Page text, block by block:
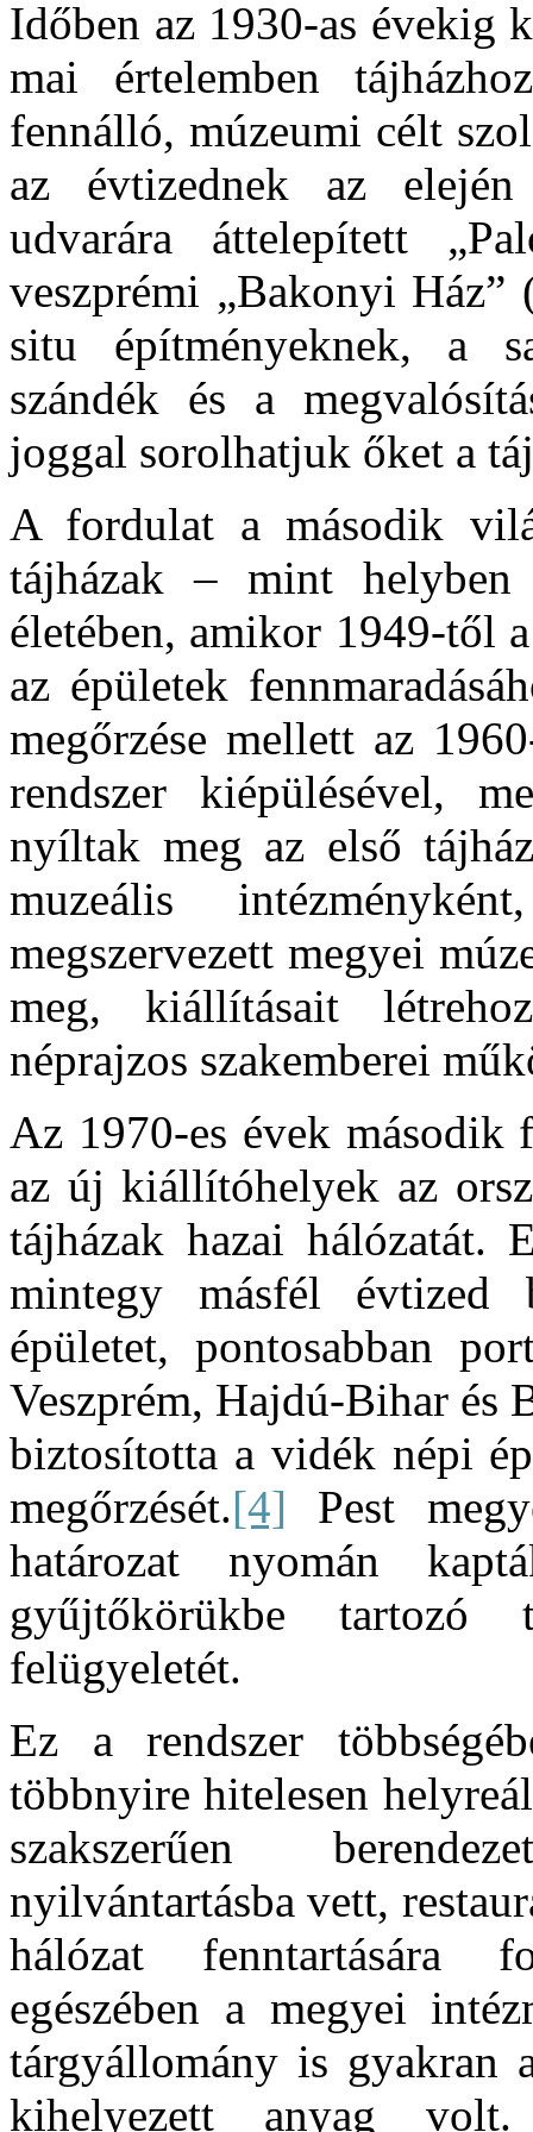
Időben az 1930-as évekig
mai értelemben
fennálló, múzeumi célt
az évtizednek az elején
udvarára áttelepített
veszprémi „Bakonyi
situ építményeknek, a
szándék és a
joggal sorolhatjuk őket a
A fordulat a második
tájházak – mint helyben
életében, amikor 1949-től
az épületek
megőrzése mellett az
rendszer kiépülésével,
nyíltak meg az első
muzeális
megszervezett megyei
meg, kiállításait
néprajzos szakemberei
Az 1970-es évek második
az új kiállítóhelyek az
tájházak hazai hálózatát.
mintegy másfél évtized
épületet, pontosabban
Veszprém, Hajdú-Bihar és
biztosította a vidék népi
megőrzését.[4] Pest
határozat nyomán
gyűjtőkörükbe tartozó
felügyeletét.
Ez a rendszer
többnyire hitelesen
szakszerűen
nyilvántartásba vett,
hálózat fenntartására
egészében a megyei
tárgyállomány is gyakran
kihelyezett anyag volt.